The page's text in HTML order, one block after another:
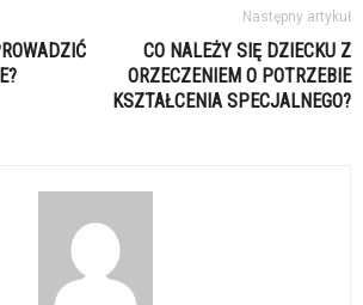
Następny artykuł
CO NALEŻY SIĘ DZIECKU Z
ORZECZENIEM O POTRZEBIE
KSZTAŁCENIA SPECJALNEGO?